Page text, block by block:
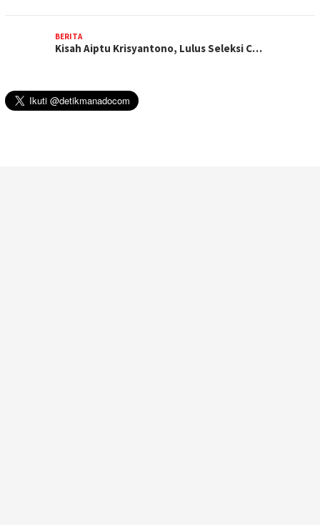
BERITA
Kisah Aiptu Krisyantono, Lulus Seleksi C…